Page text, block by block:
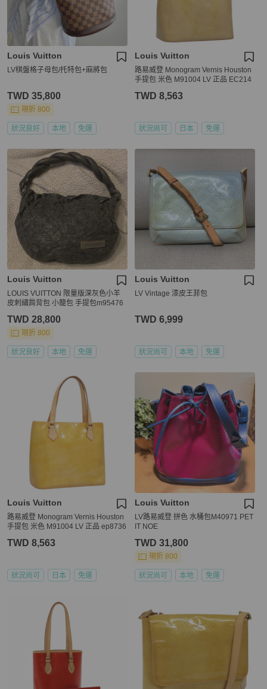
Louis Vuitton
LV棋盤格子母包/托特包+麻將包
TWD 35,800
現折 800
狀況良好 本地 免運
Louis Vuitton
路易威登 Monogram Vernis Houston
手提包 米色 M91004 LV 正品 EC214
TWD 8,563
狀況尚可 日本 免運
Louis Vuitton
LOUIS VUITTON 限量版深灰色小羊
皮刺繡肩背包 小籠包 手提包m95476
TWD 28,800
現折 800
狀況良好 本地 免運
Louis Vuitton
LV Vintage 漆皮王菲包
TWD 6,999
狀況尚可 本地 免運
Louis Vuitton
路易威登 Monogram Vernis Houston
手提包 米色 M91004 LV 正品 ep8736
TWD 8,563
狀況尚可 日本 免運
Louis Vuitton
LV路易威登 拼色 水桶包M40971 PET
IT NOE
TWD 31,800
現折 800
狀況尚可 本地 免運